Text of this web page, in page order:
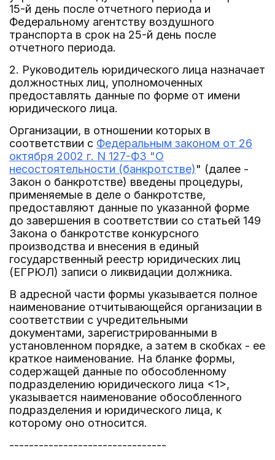
15-й день после отчетного периода и
Федеральному агентству воздушного
транспорта в срок на 25-й день после
отчетного периода.
2. Руководитель юридического лица назначает
должностных лиц, уполномоченных
предоставлять данные по форме от имени
юридического лица.
Организации, в отношении которых в
соответствии с Федеральным законом от 26
октября 2002 г. N 127-ФЗ "О
несостоятельности (банкротстве)" (далее -
Закон о банкротстве) введены процедуры,
применяемые в деле о банкротстве,
предоставляют данные по указанной форме
до завершения в соответствии со статьей 149
Закона о банкротстве конкурсного
производства и внесения в единый
государственный реестр юридических лиц
(ЕГРЮЛ) записи о ликвидации должника.
В адресной части формы указывается полное
наименование отчитывающейся организации в
соответствии с учредительными
документами, зарегистрированными в
установленном порядке, а затем в скобках - ее
краткое наименование. На бланке формы,
содержащей данные по обособленному
подразделению юридического лица <1>,
указывается наименование обособленного
подразделения и юридического лица, к
которому оно относится.
--------------------------------